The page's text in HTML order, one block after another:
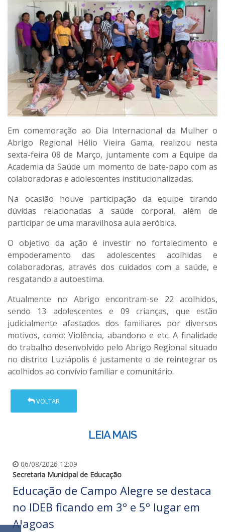
Em comemoração ao Dia Internacional da Mulher o
Abrigo Regional Hélio Vieira Gama, realizou nesta
sexta-feira 08 de Março, juntamente com a Equipe da
Academia da Saúde um momento de bate-papo com as
colaboradoras e adolescentes institucionalizadas.
Na ocasião houve participação da equipe tirando
dúvidas relacionadas à saúde corporal, além de
participar de uma maravilhosa aula aeróbica.
O objetivo da ação é investir no fortalecimento e
empoderamento das adolescentes acolhidas e
colaboradoras, através dos cuidados com a saúde, e
resgatando a autoestima.
Atualmente no Abrigo encontram-se 22 acolhidos,
sendo 13 adolescentes e 09 crianças, que estão
judicialmente afastados dos familiares por diversos
motivos, como: Violência, abandono e etc. A finalidade
do trabalho desenvolvido pelo Abrigo Regional situado
no distrito Luziápolis é justamente o de reintegrar os
acolhidos ao convívio familiar e comunitário.
VOLTAR
LEIA MAIS
06/08/2026 12:09
Secretaria Municipal de Educação
Educação de Campo Alegre se destaca
no IDEB ficando em 3º e 5º lugar em
Alagoas